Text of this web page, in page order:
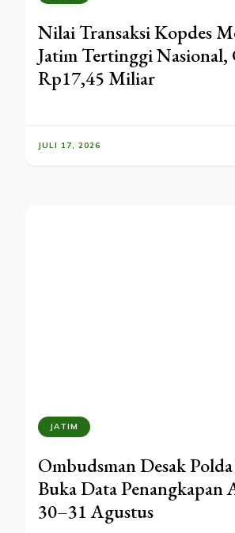
Nilai Transaksi Kopdes
Jatim Tertinggi Nasional,
Rp17,45 Miliar
JULI 17, 2026
JATIM
Ombudsman Desak
Buka Data Penangkapan
30–31 Agustus